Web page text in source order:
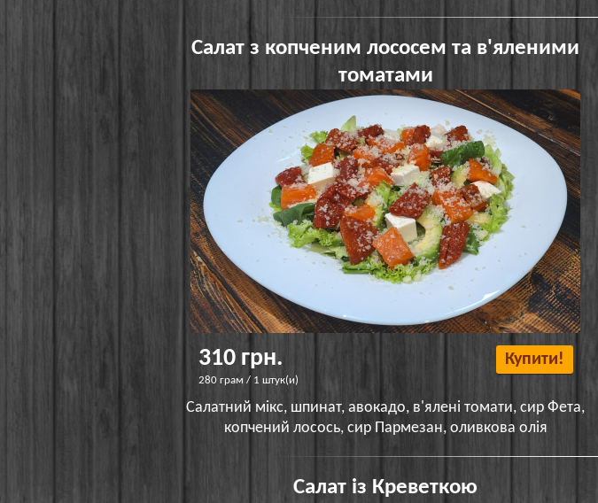
Салат з копченим лососем та в'яленими
томатами
310 грн.
280 грам / 1 штук(и)
Купити!
Салатний мікс, шпинат, авокадо, в'ялені томати, сир Фета,
копчений лосось, сир Пармезан, оливкова олія
Салат із Креветкою